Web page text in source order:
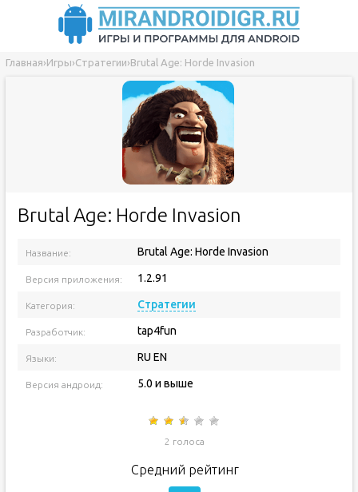
Главная›Игры›Стратегии›Brutal Age: Horde Invasion
Brutal Age: Horde Invasion
Название: Brutal Age: Horde Invasion
Версия приложения: 1.2.91
Категория: Стратегии
Разработчик: tap4fun
Языки: RU EN
Версия андроид: 5.0 и выше
2 голоса
Средний рейтинг